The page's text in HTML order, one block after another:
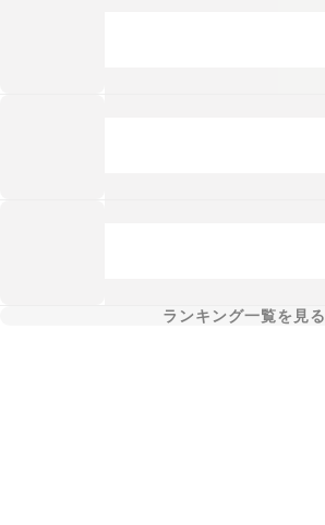
ランキング一覧を見る